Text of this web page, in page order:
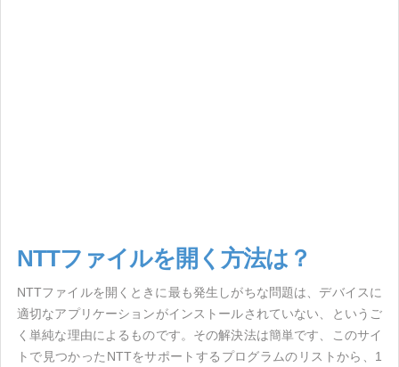
NTTファイルを開く方法は？
NTTファイルを開くときに最も発生しがちな問題は、デバイスに
適切なアプリケーションがインストールされていない、というご
く単純な理由によるものです。その解決法は簡単です、このサイ
トで見つかったNTTをサポートするプログラムのリストから、1